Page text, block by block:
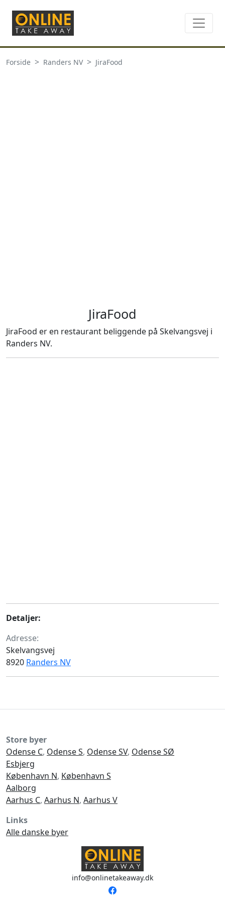
Forside Randers NV JiraFood
JiraFood
JiraFood er en restaurant beliggende på Skelvangsvej i
Randers NV.
Detaljer:
Adresse:
Skelvangsvej
8920 Randers NV
Store byer
Odense C, Odense S, Odense SV, Odense SØ
Esbjerg
København N, København S
Aalborg
Aarhus C, Aarhus N, Aarhus V
Links
Alle danske byer
info@onlinetakeaway.dk